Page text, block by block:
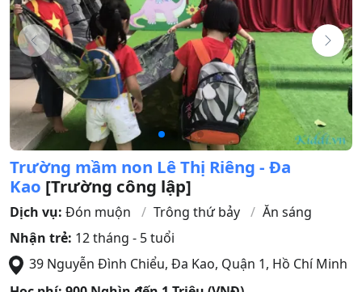
Trường mầm non Lê Thị Riêng - Đa
Kao [Trường công lập]
Dịch vụ: Đón muộn Trông thứ bảy
Ăn sáng
Nhận trẻ: 12 tháng - 5 tuổi
39 Nguyễn Đình Chiểu, Đa Kao, Quận 1, Hồ Chí Minh